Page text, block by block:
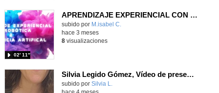
APRENDIZAJE EXPERIENCIAL CON ROBÓTICA E INTELIGENCIA ARTIFICAL
Contenido educativo.
subido por M.isabel C.
02′ 11″
hace 3 meses
8visualizaciones
Silvia Legido Gómez, Vídeo de presentación.
subido por Silvia L.